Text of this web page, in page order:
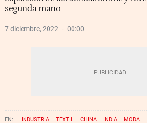
segunda mano
7 diciembre, 2022 00:00
INDUSTRIA TEXTIL CHINA INDIA MODA